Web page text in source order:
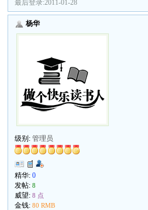
最后登录:2011-01-28
杨华
级别:管理员
精华:0
发帖:8
威望:8 点
金钱:80 RMB